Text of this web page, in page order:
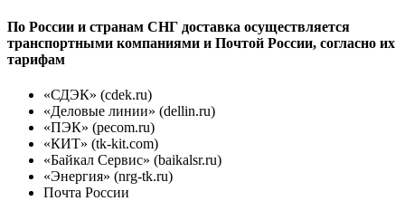
По России и странам СНГ доставка осуществляется
транспортными компаниями и Почтой России, согласно их
тарифам
«СДЭК» (cdek.ru)
«Деловые линии» (dellin.ru)
«ПЭК» (pecom.ru)
«КИТ» (tk-kit.com)
«Байкал Сервис» (baikalsr.ru)
«Энергия» (nrg-tk.ru)
Почта России